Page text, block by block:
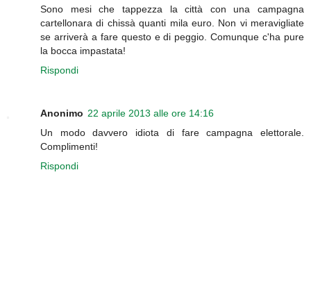
Sono mesi che tappezza la città con una campagna
cartellonara di chissà quanti mila euro. Non vi meravigliate
se arriverà a fare questo e di peggio. Comunque c'ha pure
la bocca impastata!
Rispondi
Anonimo 22 aprile 2013 alle ore 14:16
Un modo davvero idiota di fare campagna elettorale.
Complimenti!
Rispondi